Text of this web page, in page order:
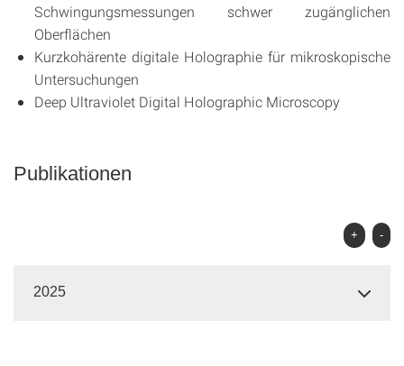
Schwingungsmessungen schwer zugänglichen
Oberflächen
Kurzkohärente digitale Holographie für mikroskopische
Untersuchungen
Deep Ultraviolet Digital Holographic Microscopy
Publikationen
+ -
2025